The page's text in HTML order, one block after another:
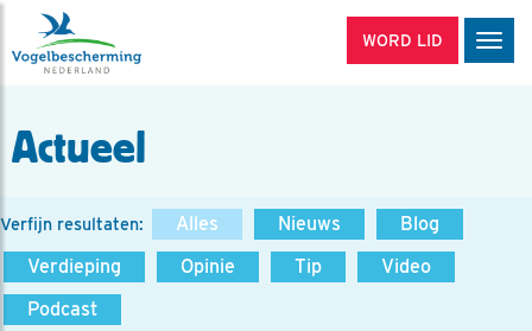
WORD LID
Actueel
Verfijn resultaten: Alles Nieuws
Blog
Verdieping
Opinie Tip
Video
Podcast